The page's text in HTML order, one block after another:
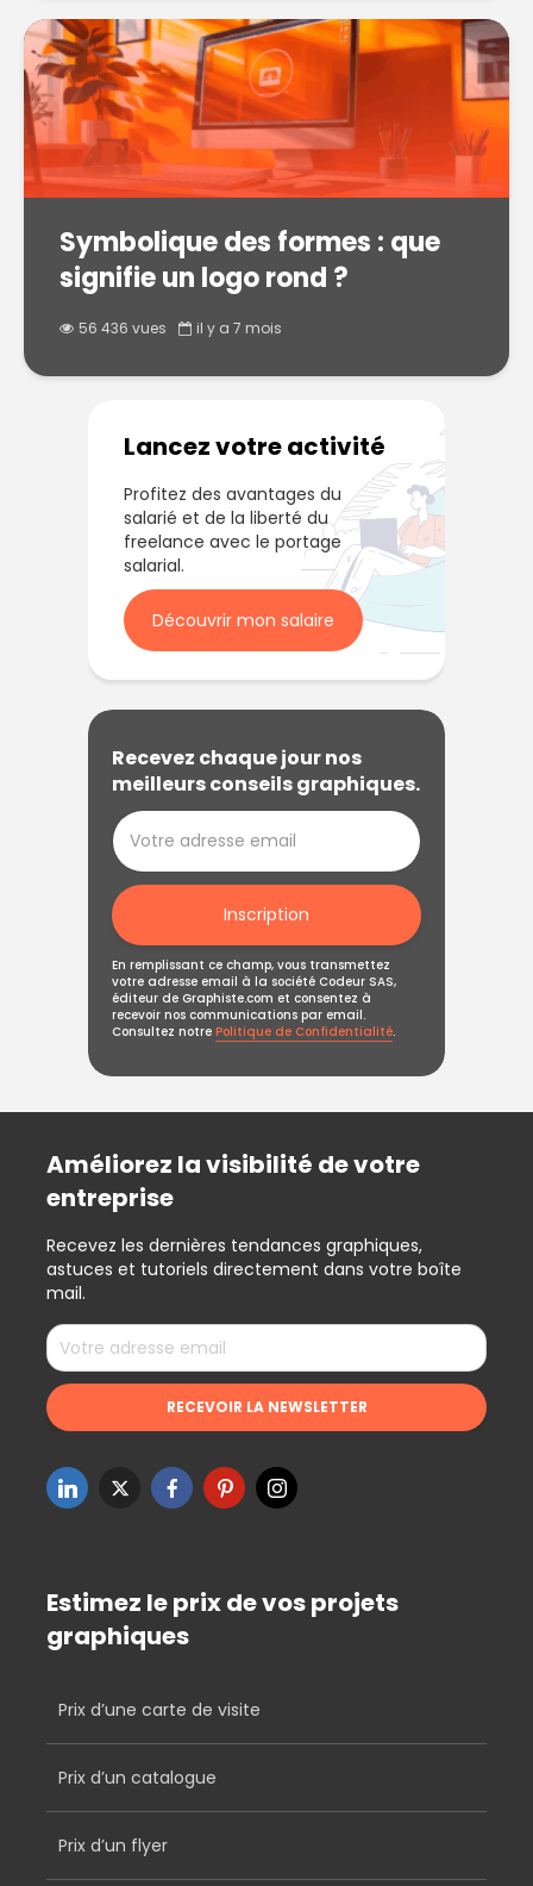
Symbolique des formes : que
signifie un logo rond ?
56 436 vues il y a 7 mois
Lancez votre activité
Profitez des avantages du
salarié et de la liberté du
freelance avec le portage
salarial.
Découvrir mon salaire
Recevez chaque jour nos
meilleurs conseils graphiques.
Inscription
En remplissant ce champ, vous transmettez
votre adresse email à la société Codeur SAS,
éditeur de Graphiste.com et consentez à
recevoir nos communications par email.
Consultez notre Politique de Confidentialité.
Améliorez la visibilité de votre
entreprise
Recevez les dernières tendances graphiques,
astuces et tutoriels directement dans votre boîte
mail.
Estimez le prix de vos projets
graphiques
Prix d’une carte de visite
Prix d’un catalogue
Prix d’un flyer